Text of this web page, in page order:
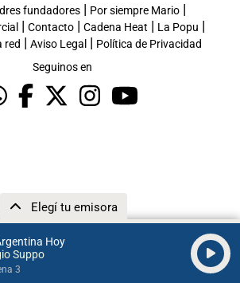
Hoy
Suppo
3
Elegí tu emisora
fundadores| Por siempre Mario|
| Contacto| Cadena Heat | La Popu |
red | Aviso Legal | Política de Privacidad
Seguinos en